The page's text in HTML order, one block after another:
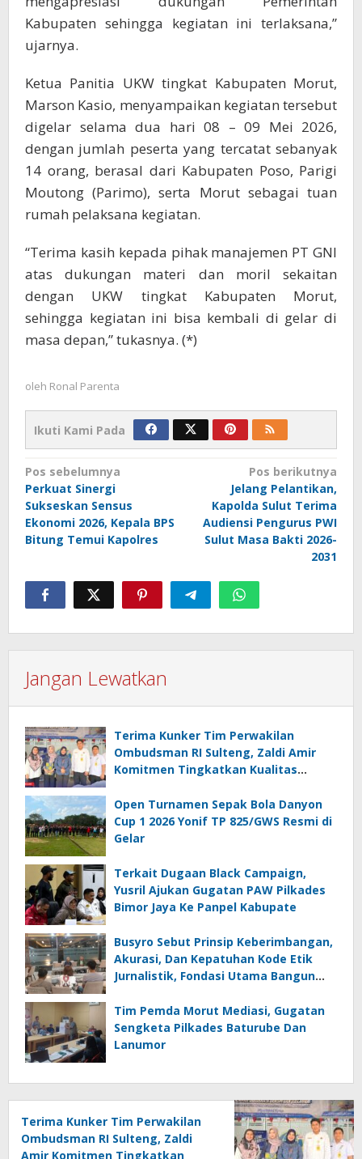
Kabupaten sehingga kegiatan ini terlaksana,”
ujarnya.
Ketua Panitia UKW tingkat Kabupaten Morut,
Marson Kasio, menyampaikan kegiatan tersebut
digelar selama dua hari 08 – 09 Mei 2026,
dengan jumlah peserta yang tercatat sebanyak
14 orang, berasal dari Kabupaten Poso, Parigi
Moutong (Parimo), serta Morut sebagai tuan
rumah pelaksana kegiatan.
“Terima kasih kepada pihak manajemen PT GNI
atas dukungan materi dan moril sekaitan
dengan UKW tingkat Kabupaten Morut,
sehingga kegiatan ini bisa kembali di gelar di
masa depan,” tukasnya. (*)
oleh Ronal Parenta
Ikuti Kami Pada
Navigasi
pos
Pos sebelumnya
Perkuat Sinergi
Sukseskan Sensus
Ekonomi 2026, Kepala BPS
Bitung Temui Kapolres
Pos berikutnya
Jelang Pelantikan,
Kapolda Sulut Terima
Audiensi Pengurus PWI
Sulut Masa Bakti 2026-
2031
Jangan Lewatkan
Terima Kunker Tim Perwakilan
Ombudsman RI Sulteng, Zaldi Amir
Komitmen Tingkatkan Kualitas
Mal Administrasi
Open Turnamen Sepak Bola Danyon
Cup 1 2026 Yonif TP 825/GWS Resmi di
Gelar
Terkait Dugaan Black Campaign,
Yusril Ajukan Gugatan PAW Pilkades
Bimor Jaya Ke Panpel Kabupate
Busyro Sebut Prinsip Keberimbangan,
Akurasi, Dan Kepatuhan Kode Etik
Jurnalistik, Fondasi Utama Bangun
Tim Pemda Morut Mediasi, Gugatan
Sengketa Pilkades Baturube Dan
Lanumor
Terima Kunker Tim Perwakilan
Ombudsman RI Sulteng, Zaldi
Amir Komitmen Tingkatkan